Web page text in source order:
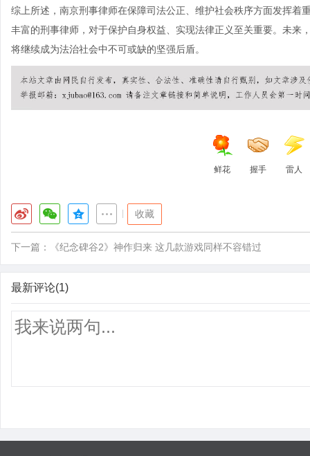
综上所述，南京刑事律师在保障司法公正、维护社会秩序方面发挥着
丰富的刑事律师，对于保护自身权益、实现法律正义至关重要。未来
将继续成为法治社会中不可或缺的坚强后盾。
鲜花 握手 雷人
收藏
下一篇： 《纪念碑谷2》神作归来 这几款游戏同样不容错过
最新评论(1)